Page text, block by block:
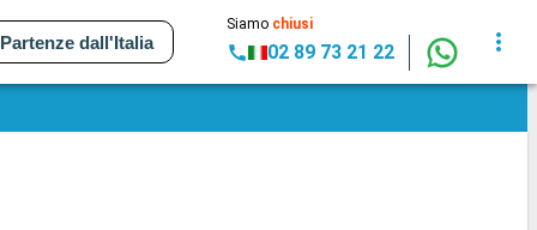
Partenze dall'Italia
Siamo chiusi
02 89 73 21 22